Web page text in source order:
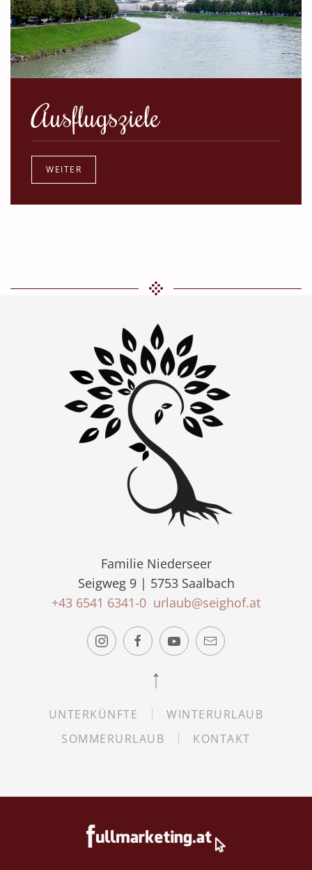
Ausflugsziele
WEITER
Familie Niederseer
Seigweg 9 | 5753 Saalbach
+43 6541 6341-0 urlaub@seighof.at
UNTERKÜNFTE
WINTERURLAUB
SOMMERURLAUB
KONTAKT